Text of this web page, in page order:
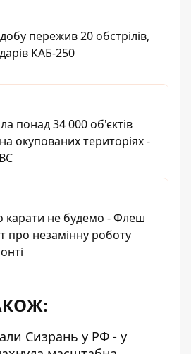
пережив 20 обстрілів,
КАБ-250
понад 34 000 об'єктів
окупованих територіях -
карати не будемо - Флеш
про незамінну роботу
Сизрань у РФ - у